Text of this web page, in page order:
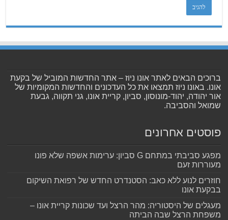
ברוכים הבאים לאתר אונו ניוז – אתר החדשות המוביל של בקעת
אונו. באונו ניוז תמצאו את כל העדכונים והחדשות המקומיות של
אור יהודה, יהוד-מונוסון, סביון, קריית אונו, גני תקווה, גבעת
שמואל והסביבה.
פוסטים אחרונים
מפגע סביבתי במתחם G סביון: ערימות אשפה שלא פונו
מעוררות זעם
חוזרים לנוע ללא כאב: הסטנדרט החדש של רפואת השיקום
בבקעת אונו
מעגלים של היסטוריה: מהר הרצל ועד שכונות קריית אונו –
משפחת הרצל שבה הביתה